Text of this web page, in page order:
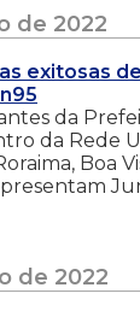
de 2022
exitosas
da
da Rede
Boa
de 2022